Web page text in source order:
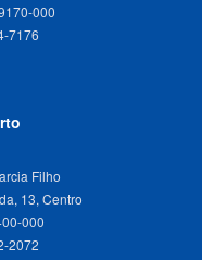
000
Filho
13, Centro
000